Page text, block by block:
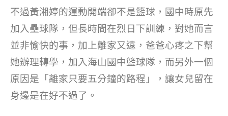
不過黃湘婷的運動開端卻不是籃球，國中時原先
加入壘球隊，但長時間在烈日下訓練，對她而言
並非愉快的事，加上離家又遠，爸爸心疼之下幫
她辦理轉學，加入海山國中籃球隊，而另外一個
原因是「離家只要五分鐘的路程」，讓女兒留在
身邊是在好不過了。